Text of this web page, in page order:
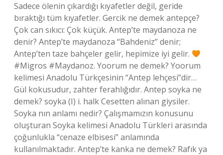
Sadece ölenin çıkardığı kıyafetler değil, geride
bıraktığı tüm kıyafetler. Gercik ne demek antepçe?
Çok can sıkıcı: Çok küçük. Antep’te maydanoza ne
denir? Antep’te maydanoza “Bahdeniz” denir;
Antep’ten taze bahçeler gelir, hepimize iyi gelir.
#Migros #Maydanoz. Yoorum ne demek? Yoorum
kelimesi Anadolu Türkçesinin “Antep lehçesi”dir…
Gül kokusudur, zahter ferahlığıdır. Antep soyka ne
demek? soyka (I) i. halk Cesetten alınan giysiler.
Soyka nın anlamı nedir? Çalışmamızın konusunu
oluşturan Soyka kelimesi Anadolu Türkleri arasında
çoğunlukla “cenaze elbisesi” anlamında
kullanılmaktadır. Antep’te kanka ne demek? Rafık ya